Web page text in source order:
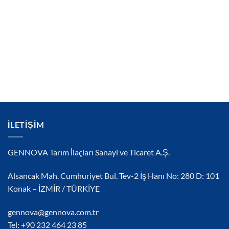
İLETIŞIM
GENNOVA Tarım İlaçları Sanayi ve Ticaret A.Ş.
Alsancak Mah. Cumhuriyet Bul. Tev-2 İş Hanı No: 280 D: 101
Konak – İZMİR / TÜRKİYE
gennova@gennova.com.tr
Tel: +90 232 464 23 85